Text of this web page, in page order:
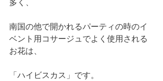
多く、
南国の他で開かれるパーティの時のイ
ベント用コサージュでよく使用される
お花は、
「ハイビスカス」です。